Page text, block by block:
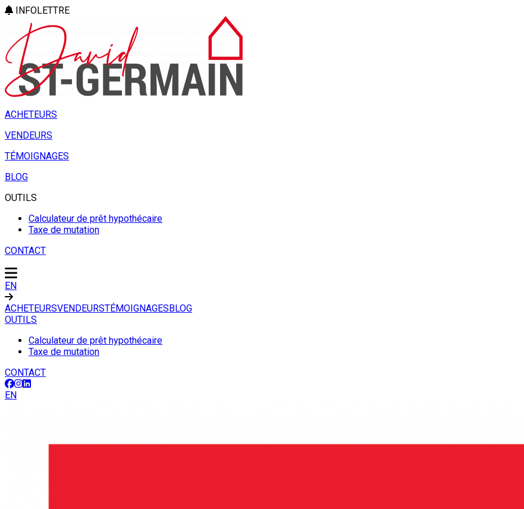
INFOLETTRE
ACHETEURS
VENDEURS
TÉMOIGNAGES
BLOG
OUTILS
Calculateur de prêt hypothécaire
Taxe de mutation
CONTACT
EN
ACHETEURSVENDEURSTÉMOIGNAGESBLOG
OUTILS
Calculateur de prêt hypothécaire
Taxe de mutation
CONTACT
EN